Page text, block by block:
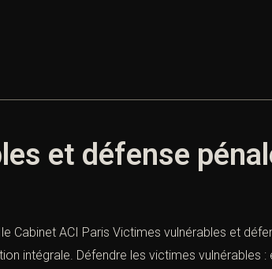
et défense
Cabinet ACI Paris Victimes vulnérables et
intégrale. Défendre les victimes vulnérables